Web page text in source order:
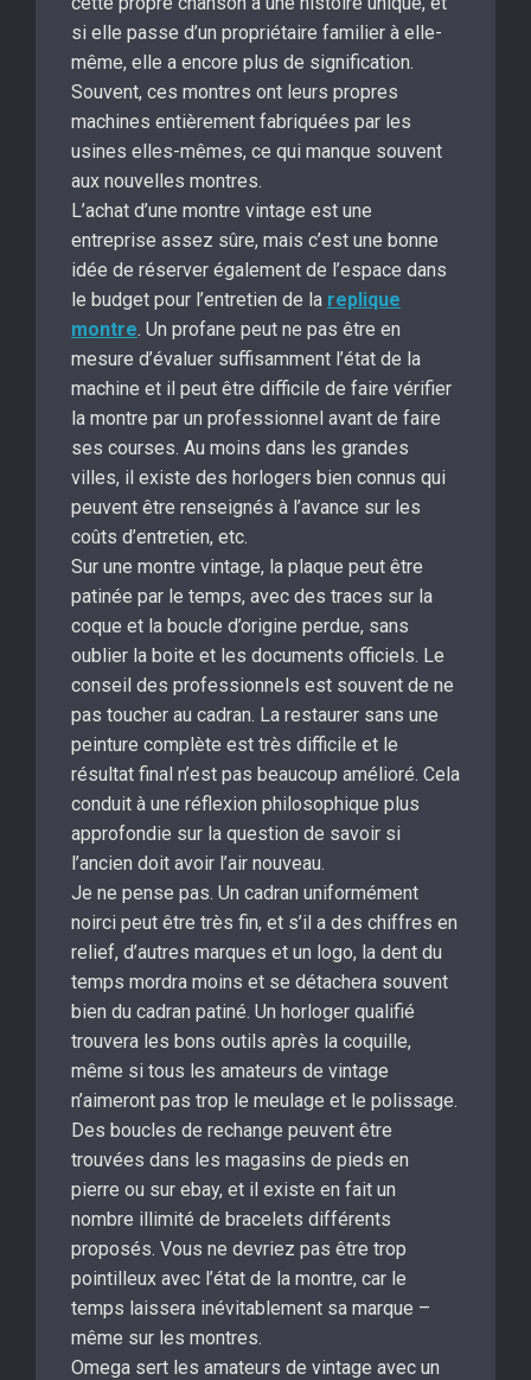
si elle passe d’un propriétaire familier à elle-
même, elle a encore plus de signification.
Souvent, ces montres ont leurs propres
machines entièrement fabriquées par les
usines elles-mêmes, ce qui manque souvent
aux nouvelles montres.
L’achat d’une montre vintage est une
entreprise assez sûre, mais c’est une bonne
idée de réserver également de l’espace dans
le budget pour l’entretien de la replique
montre. Un profane peut ne pas être en
mesure d’évaluer suffisamment l’état de la
machine et il peut être difficile de faire vérifier
la montre par un professionnel avant de faire
ses courses. Au moins dans les grandes
villes, il existe des horlogers bien connus qui
peuvent être renseignés à l’avance sur les
coûts d’entretien, etc.
Sur une montre vintage, la plaque peut être
patinée par le temps, avec des traces sur la
coque et la boucle d’origine perdue, sans
oublier la boite et les documents officiels. Le
conseil des professionnels est souvent de ne
pas toucher au cadran. La restaurer sans une
peinture complète est très difficile et le
résultat final n’est pas beaucoup amélioré. Cela
conduit à une réflexion philosophique plus
approfondie sur la question de savoir si
l’ancien doit avoir l’air nouveau.
Je ne pense pas. Un cadran uniformément
noirci peut être très fin, et s’il a des chiffres en
relief, d’autres marques et un logo, la dent du
temps mordra moins et se détachera souvent
bien du cadran patiné. Un horloger qualifié
trouvera les bons outils après la coquille,
même si tous les amateurs de vintage
n’aimeront pas trop le meulage et le polissage.
Des boucles de rechange peuvent être
trouvées dans les magasins de pieds en
pierre ou sur ebay, et il existe en fait un
nombre illimité de bracelets différents
proposés. Vous ne devriez pas être trop
pointilleux avec l’état de la montre, car le
temps laissera inévitablement sa marque –
même sur les montres.
Omega sert les amateurs de vintage avec un